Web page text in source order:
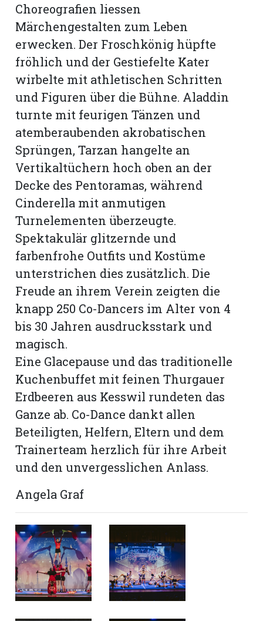
Choreografien liessen
Märchengestalten zum Leben
erwecken. Der Froschkönig hüpfte
fröhlich und der Gestiefelte Kater
wirbelte mit athletischen Schritten
und Figuren über die Bühne. Aladdin
turnte mit feurigen Tänzen und
atemberaubenden akrobatischen
Sprüngen, Tarzan hangelte an
Vertikaltüchern hoch oben an der
Decke des Pentoramas, während
Cinderella mit anmutigen
Turnelementen überzeugte.
Spektakulär glitzernde und
farbenfrohe Outfits und Kostüme
unterstrichen dies zusätzlich. Die
Freude an ihrem Verein zeigten die
knapp 250 Co-Dancers im Alter von 4
bis 30 Jahren ausdrucksstark und
magisch.
Eine Glacepause und das traditionelle
Kuchenbuffet mit feinen Thurgauer
Erdbeeren aus Kesswil rundeten das
Ganze ab. Co-Dance dankt allen
Beteiligten, Helfern, Eltern und dem
Trainerteam herzlich für ihre Arbeit
und den unvergesslichen Anlass.
Angela Graf